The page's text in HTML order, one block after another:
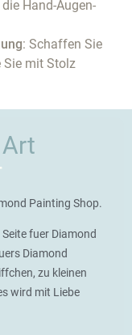
Hand-Augen-
: Schaffen Sie
Sie mit Stolz
Painting Shop.
fuer Diamond
Diamond
zu kleinen
wird mit Liebe